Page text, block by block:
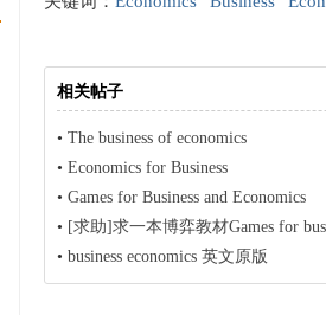
相关帖子
• The business of economics
• Economics for Business
• Games for Business and Economics
• [求助]求一本博弈教材Games for
• business economics 英文原版